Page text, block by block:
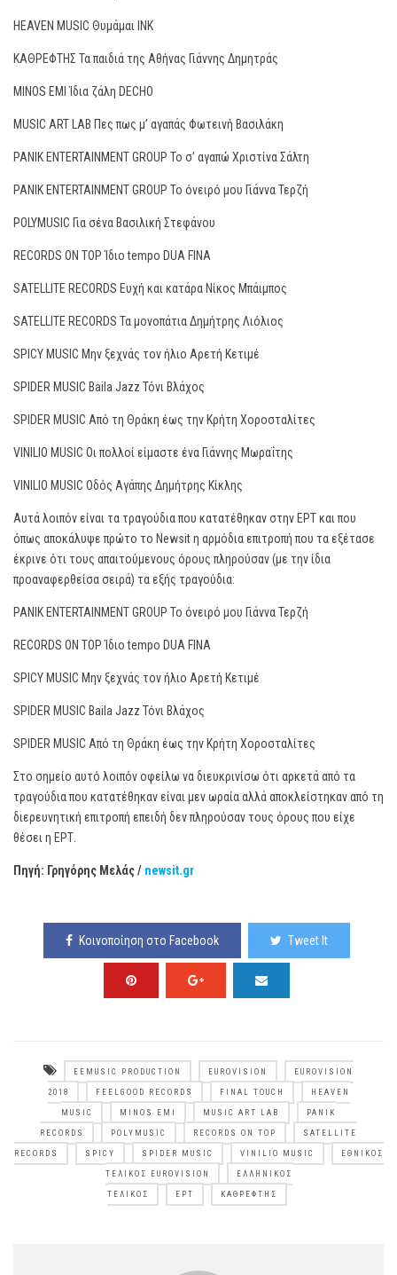
HEAVEN MUSIC Θυμάμαι ΙΝΚ
ΚΑΘΡΕΦΤΗΣ Τα παιδιά της Αθήνας Γιάννης Δημητράς
MINOS ΕΜΙ Ίδια ζάλη DECHO
MUSIC ART LAB Πες πως μ’ αγαπάς Φωτεινή Βασιλάκη
PANIK ENTERTAINMENT GROUP Το σ’ αγαπώ Χριστίνα Σάλτη
PANIK ENTERTAINMENT GROUP Το όνειρό μου Γιάννα Τερζή
POLYMUSIC Για σένα Βασιλική Στεφάνου
RECORDS ON TOP Ίδιο tempo DUA FINA
SATELLITE RECORDS Ευχή και κατάρα Νίκος Μπάιμπος
SATELLITE RECORDS Τα μονοπάτια Δημήτρης Λιόλιος
SPICY MUSIC Μην ξεχνάς τον ήλιο Αρετή Κετιμέ
SPIDER MUSIC Baila Jazz Τόνι Βλάχος
SPIDER MUSIC Από τη Θράκη έως την Κρήτη Χοροσταλίτες
VINILIO MUSIC Οι πολλοί είμαστε ένα Γιάννης Μωραΐτης
VINILIO MUSIC Οδός Αγάπης Δημήτρης Κίκλης
Αυτά λοιπόν είναι τα τραγούδια που κατατέθηκαν στην ΕΡΤ και που
όπως αποκάλυψε πρώτο το Newsit η αρμόδια επιτροπή που τα εξέτασε
έκρινε ότι τους απαιτούμενους όρους πληρούσαν (με την ίδια
προαναφερθείσα σειρά) τα εξής τραγούδια:
PANIK ENTERTAINMENT GROUP Το όνειρό μου Γιάννα Τερζή
RECORDS ON TOP Ίδιο tempo DUA FINA
SPICY MUSIC Μην ξεχνάς τον ήλιο Αρετή Κετιμέ
SPIDER MUSIC Baila Jazz Τόνι Βλάχος
SPIDER MUSIC Από τη Θράκη έως την Κρήτη Χοροσταλίτες
Στο σημείο αυτό λοιπόν οφείλω να διευκρινίσω ότι αρκετά από τα
τραγούδια που κατατέθηκαν είναι μεν ωραία αλλά αποκλείστηκαν από τη
διερευνητική επιτροπή επειδή δεν πληρούσαν τους όρους που είχε
θέσει η ΕΡΤ.
Πηγή: Γρηγόρης Μελάς / newsit.gr
Κοινοποίηση στο Facebook Tweet It
EEMUSIC PRODUCTION EUROVISION EUROVISION
2018 FEELGOOD RECORDS FINAL TOUCH HEAVEN
MUSIC MINOS EMI MUSIC ART LAB PANIK
RECORDS POLYMUSIC RECORDS ON TOP SATELLITE
RECORDS SPICY SPIDER MUSIC VINILIO MUSIC ΕΘΝΙΚΌΣ
ΤΕΛΙΚΌΣ EUROVISION ΕΛΛΗΝΙΚΌΣ
ΤΕΛΙΚΌΣ ΕΡΤ ΚΑΘΡΈΦΤΗΣ